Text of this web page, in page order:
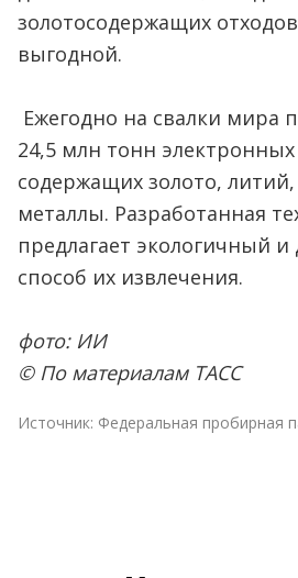
золотосодержащих
выгодной.
Ежегодно на свалки мира
24,5 млн тонн электронных
содержащих золото,
металлы. Разработанная
предлагает экологичный
способ их извлечения.
фото: ИИ
© По материалам ТАСС
Источник: Федеральная пробирная